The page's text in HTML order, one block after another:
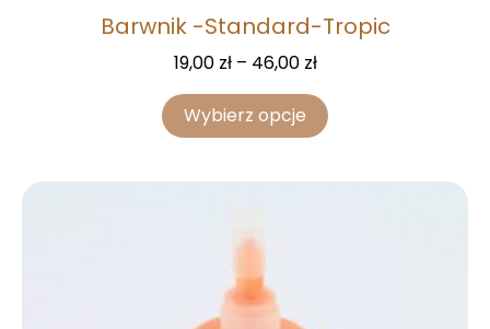
Barwnik -Standard-Tropic
19,00 zł – 46,00 zł
Wybierz opcje